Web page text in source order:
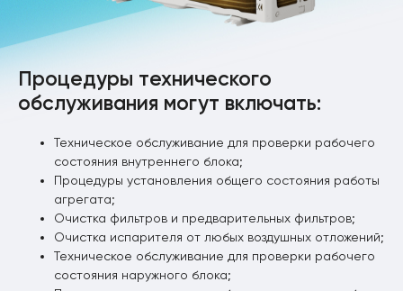
Процедуры технического
обслуживания могут включать:
Техническое обслуживание для проверки рабочего
состояния внутреннего блока;
Процедуры установления общего состояния работы
агрегата;
Очистка фильтров и предварительных фильтров;
Очистка испарителя от любых воздушных отложений;
Техническое обслуживание для проверки рабочего
состояния наружного блока;